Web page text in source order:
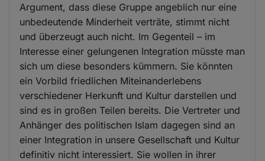
Argument, dass diese Gruppe angeblich nur eine
unbedeutende Minderheit verträte, stimmt nicht
und überzeugt auch nicht. Im Gegenteil – im
Interesse einer gelungenen Integration müsste man
sich um diese besonders kümmern. Sie könnten
ein Vorbild friedlichen Miteinanderlebens
verschiedener Herkunft und Kultur darstellen und
sind es in großen Teilen bereits. Die Vertreter und
Anhänger des politischen Islam dagegen sind an
einer Integration in unsere Gesellschaft und Kultur
definitiv nicht interessiert. Sie wollen in ihrer